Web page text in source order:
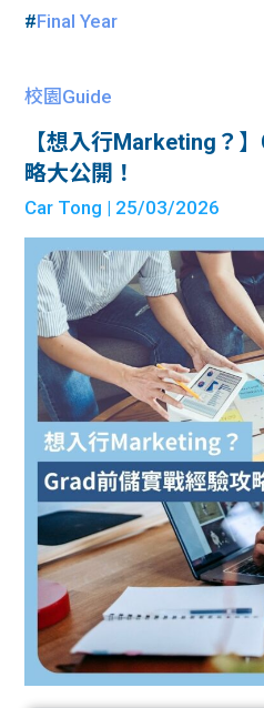
#Final Year
校園Guide
【想入行Marketing？
略大公開！
Car Tong | 25/03/2026